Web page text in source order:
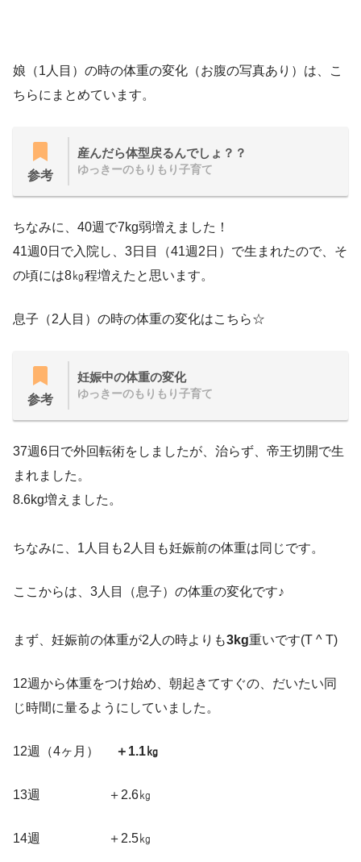
娘（1人目）の時の体重の変化（お腹の写真あり）は、こ
ちらにまとめています。
参考
産んだら体型戻るんでしょ？？
ゆっきーのもりもり子育て
ちなみに、40週で7kg弱増えました！
41週0日で入院し、3日目（41週2日）で生まれたので、そ
の頃には8㎏程増えたと思います。
息子（2人目）の時の体重の変化はこちら☆
参考
妊娠中の体重の変化
ゆっきーのもりもり子育て
37週6日で外回転術をしましたが、治らず、帝王切開で生
まれました。
8.6kg増えました。
ちなみに、1人目も2人目も妊娠前の体重は同じです。
ここからは、3人目（息子）の体重の変化です♪
まず、妊娠前の体重が2人の時よりも3kg重いです(T ^ T)
12週から体重をつけ始め、朝起きてすぐの、だいたい同
じ時間に量るようにしていました。
12週（4ヶ月） ＋1.1㎏
13週 ＋2.6㎏
14週 ＋2.5㎏